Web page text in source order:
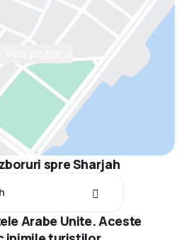
spre Sharjah
Arabe Unite. Aceste